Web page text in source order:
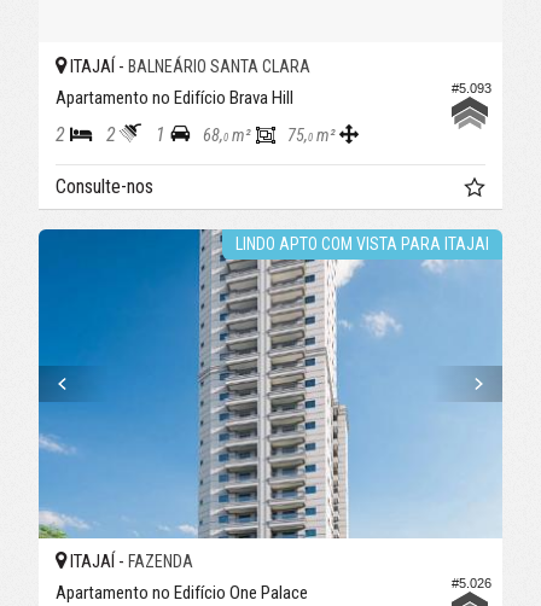
#5.093
ITAJAÍ - BALNEÁRIO SANTA CLARA
Apartamento no Edifício Brava Hill
2 2 1 68,0 m² 75,0 m²
Consulte-nos
LINDO APTO COM VISTA PARA ITAJAI
#5.026
ITAJAÍ - FAZENDA
Apartamento no Edifício One Palace